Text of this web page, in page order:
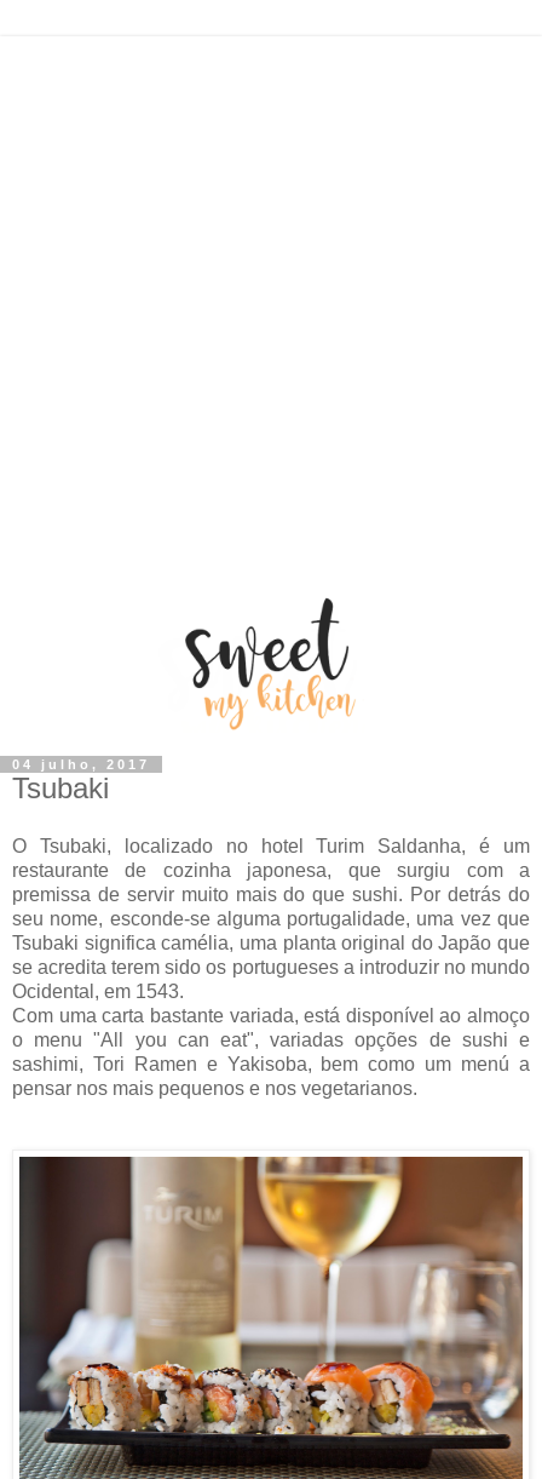
04 julho, 2017
Tsubaki
O Tsubaki, localizado no hotel Turim Saldanha, é um
restaurante de cozinha japonesa, que surgiu com a
premissa de servir muito mais do que sushi. Por detrás do
seu nome, esconde-se alguma portugalidade, uma vez que
Tsubaki significa camélia, uma planta original do Japão que
se acredita terem sido os portugueses a introduzir no mundo
Ocidental, em 1543.
Com uma carta bastante variada, está disponível ao almoço
o menu "All you can eat", variadas opções de sushi e
sashimi, Tori Ramen e Yakisoba, bem como um menú a
pensar nos mais pequenos e nos vegetarianos.